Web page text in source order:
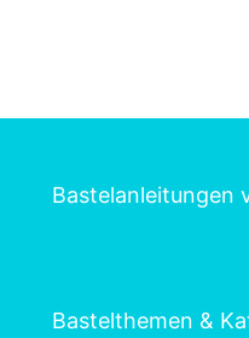
Bastelanleitungen
Bastelthemen &